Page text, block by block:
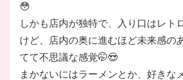
😳
しかも店内が独特で、入り口はレト
けど、店内の奥に進むほど未来感の
てて不思議な感覚🤭😍
まかないにはラーメンとか、好きな